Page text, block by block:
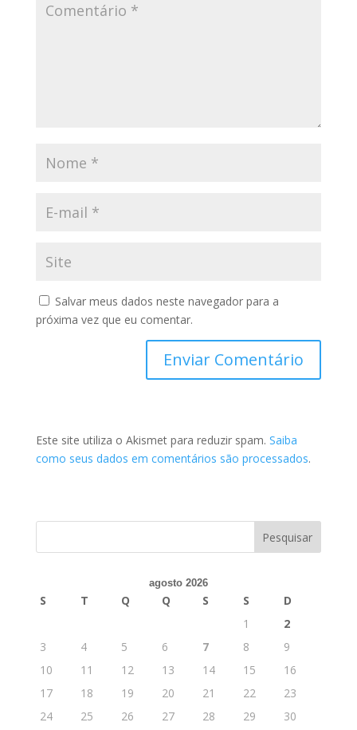
Salvar meus dados neste navegador para a
próxima vez que eu comentar.
Este site utiliza o Akismet para reduzir spam. Saiba
como seus dados em comentários são processados.
agosto 2026
S T Q Q S S
D
1
2
3
4 5 6 7 8
9
10
11 12 13 14 15
16
17
18 19 20 21 22
23
24
25 26 27 28 29
30